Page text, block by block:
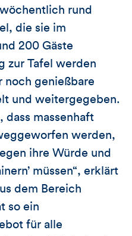
rund
die sie im
200 Gäste
zur Tafel werden
noch genießbare
und weitergegeben.
dass massenhaft
werden,
ihre Würde und
müssen“, erklärt
dem Bereich
so ein
für alle